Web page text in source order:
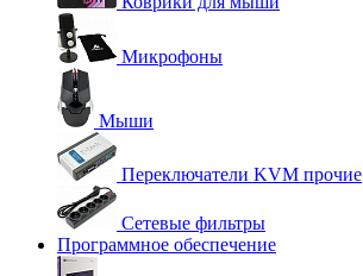
Микрофоны
Мыши
Переключатели KVM прочие
Сетевые фильтры
Программное обеспечение